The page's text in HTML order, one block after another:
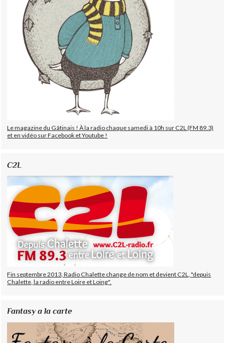
Le magazine du Gâtinais ! À la radio chaque samedi à 10h sur C2L (FM 89.3)
et en vidéo sur Facebook et Youtube !
C2L
Fin septembre 2013, Radio Chalette change de nom et devient C2L, "depuis
Chalette, la radio entre Loire et Loing".
Fantasy a la carte